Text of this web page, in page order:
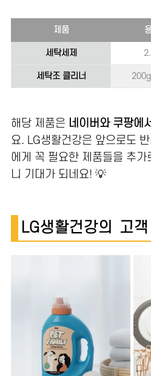
제품
세탁세제
세탁조 클리너
해당 제품은 네이버와 쿠팡에
요. LG생활건강은 앞으로도
에게 꼭 필요한 제품들을 추
니 기대가 되네요! 💡
LG생활건강의 고